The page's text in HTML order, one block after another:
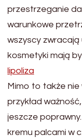
przestrzeganie
warunkowe
wszyscy
kosmetyki mają
lipoliza
Mimo to także nie
przykład
jeszcze
kremu palcami w